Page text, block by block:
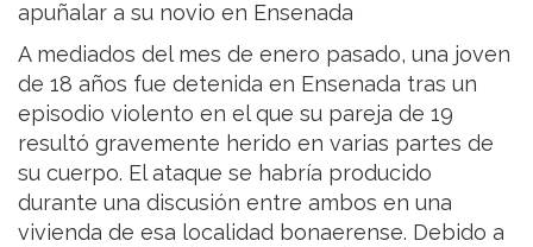
apuñalar a su novio en Ensenada
A mediados del mes de enero pasado, una joven
de 18 años fue detenida en Ensenada tras un
episodio violento en el que su pareja de 19
resultó gravemente herido en varias partes de
su cuerpo. El ataque se habría producido
durante una discusión entre ambos en una
vivienda de esa localidad bonaerense. Debido a